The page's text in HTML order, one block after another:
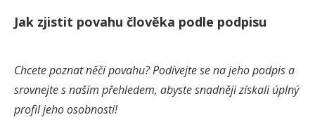
Jak zjistit povahu člověka podle podpisu
Chcete poznat něčí povahu? Podívejte se na jeho podpis a
srovnejte s naším přehledem, abyste snadněji získali úplný
profil jeho osobnosti!